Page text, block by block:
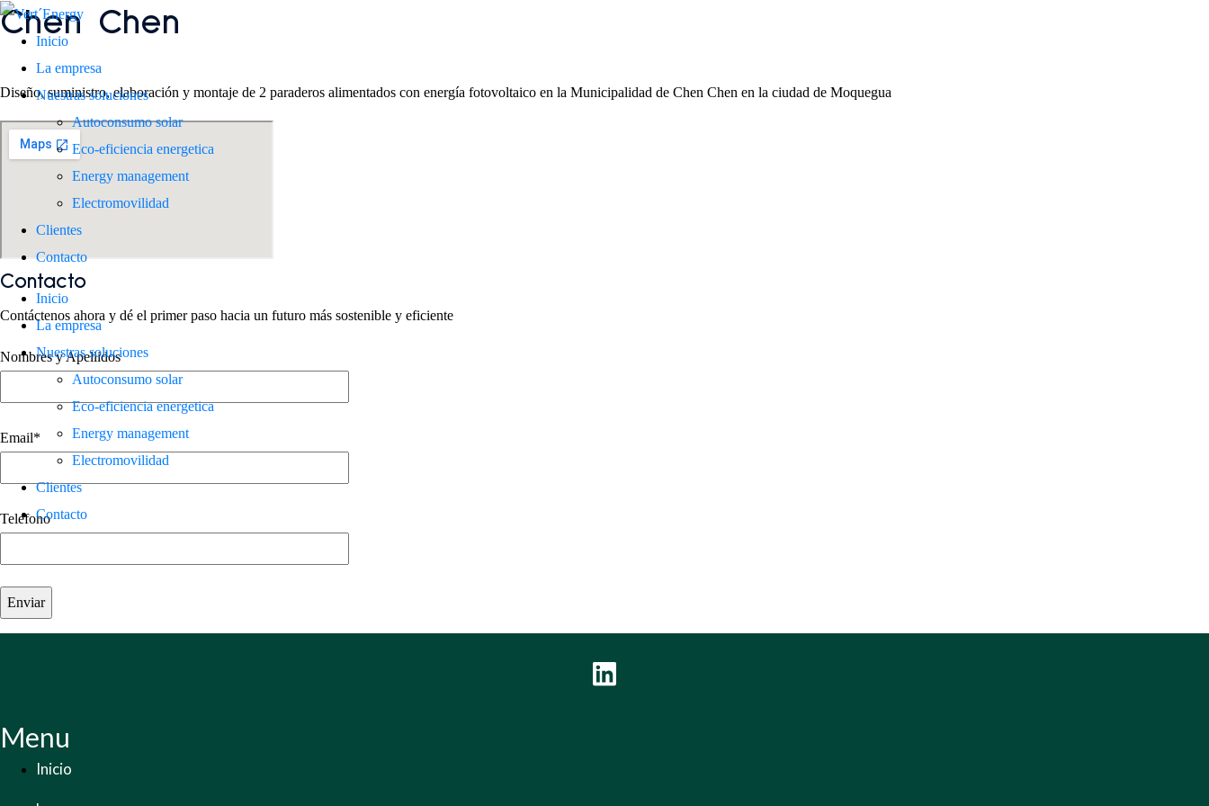
Inicio
La empresa
Nuestras soluciones
Autoconsumo solar
Eco-eficiencia energetica
Energy management
Electromovilidad
Clientes
Contacto
Inicio
La empresa
Nuestras soluciones
Autoconsumo solar
Eco-eficiencia energetica
Energy management
Electromovilidad
Clientes
Contacto
Chen Chen
Diseño, suministro, elaboración y montaje de 2 paraderos alimentados con energía fotovoltaico en la Municipalidad de Chen Chen en la ciudad de Moquegua
Contacto
Contáctenos ahora y dé el primer paso hacia un futuro más sostenible y eficiente
Nombres y Apellidos
Email*
Telefono
Menu
Inicio